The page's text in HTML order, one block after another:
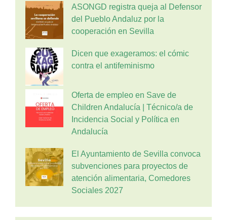
ASONGD registra queja al Defensor
del Pueblo Andaluz por la
cooperación en Sevilla
Dicen que exageramos: el cómic
contra el antifeminismo
Oferta de empleo en Save de
Children Andalucía | Técnico/a de
Incidencia Social y Política en
Andalucía
El Ayuntamiento de Sevilla convoca
subvenciones para proyectos de
atención alimentaria, Comedores
Sociales 2027